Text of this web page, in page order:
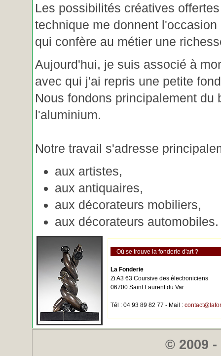
Les possibilités créatives
technique me donnent
qui confère au métier une
Aujourd'hui, je suis associé à
avec qui j'ai repris une petite
Nous fondons principalement
l'aluminium.
Notre travail s'adresse
aux artistes,
aux antiquaires,
aux décorateurs mobiliers,
aux décorateurs automobiles.
Où se trouve la fonderie d'art ?
La Fonderie
Zi A3 63 Coursive des électroniciens
06700 Saint Laurent du Var
Tél : 04 93 89 82 77 - Mail :
© 2009